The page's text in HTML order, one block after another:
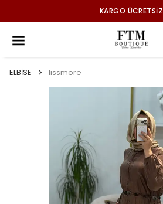
KARGO ÜCRETSİZ
ELBİSE lissmore